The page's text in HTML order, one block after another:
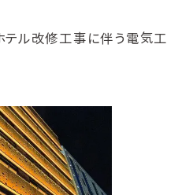
ル改修工事に伴う電気工